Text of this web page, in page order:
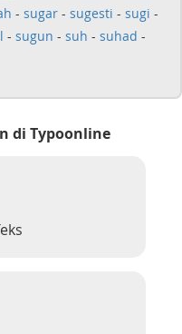
- sugar - sugesti - sugi -
- sugun - suh - suhad -
di Typoonline